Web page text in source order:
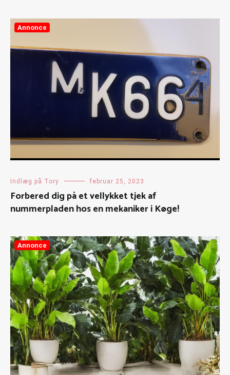
Annonce
Indlæg på Tory februar 25, 2023
Forbered dig på et vellykket tjek af
nummerpladen hos en mekaniker i Køge!
Annonce